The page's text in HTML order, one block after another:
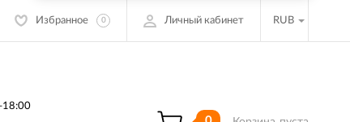
Избранное 0 Личный кабинет RUB